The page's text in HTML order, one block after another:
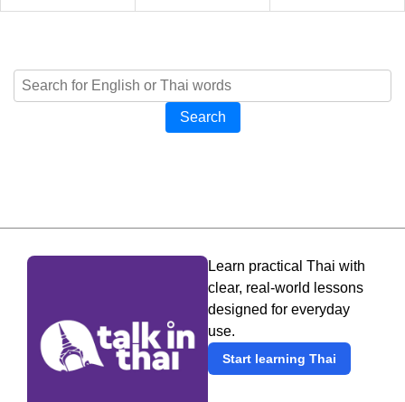
Search
Learn practical Thai with
clear, real-world lessons
designed for everyday
use.
Start learning Thai